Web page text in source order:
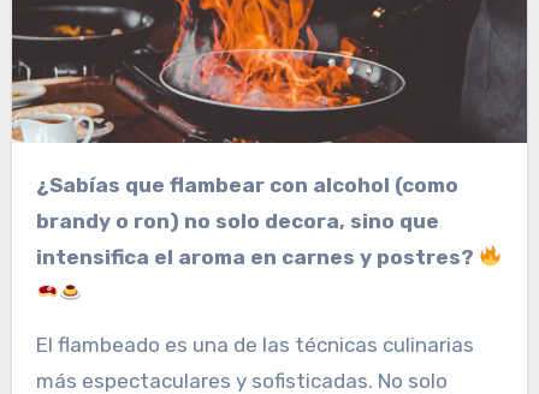
¿Sabías que flambear con alcohol (como
brandy o ron) no solo decora, sino que
intensifica el aroma en carnes y postres?
El flambeado es una de las técnicas culinarias
más espectaculares y sofisticadas. No solo